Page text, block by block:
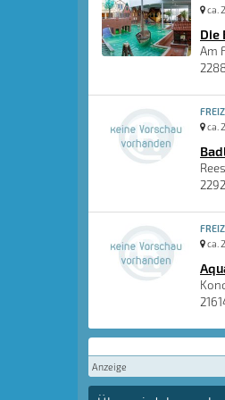
ca.
Die
Am
ca.
ca.
Anzeige